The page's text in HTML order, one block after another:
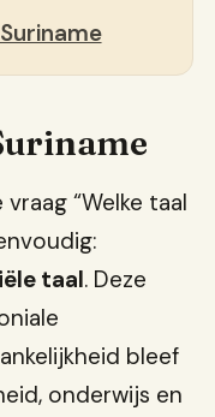
“Welke taal
taal. Deze
bleef
onderwijs en